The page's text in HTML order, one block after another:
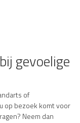
gevoelige
of
op bezoek komt voor
Neem dan